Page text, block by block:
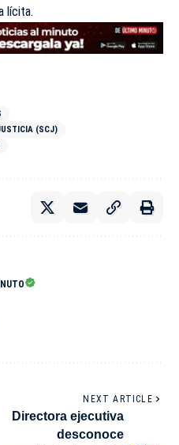
lícita.
(SCJ)
NEXT ARTICLE
Directora ejecutiva
desconoce